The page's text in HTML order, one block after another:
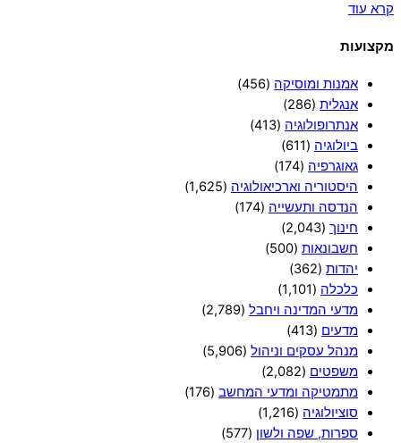
קרא עוד
מקצועות
אמנות ומוסיקה (456)
אנגלית (286)
אנתרופולוגיה (413)
ביולוגיה (611)
גאוגרפיה (174)
היסטוריה וארכיאולוגיה (1,625)
הנדסה ותעשייה (174)
חינוך (2,043)
חשבונאות (500)
יהדות (362)
כלכלה (1,101)
מדעי המדינה ויחבל (2,789)
מדעים (413)
מנהל עסקים וניהול (5,906)
משפטים (2,082)
מתמטיקה ומדעי המחשב (176)
סוציולוגיה (1,216)
ספרות, שפה ולשון (577)